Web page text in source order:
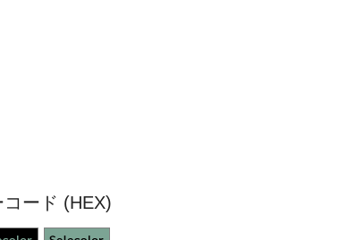
ード (HEX)